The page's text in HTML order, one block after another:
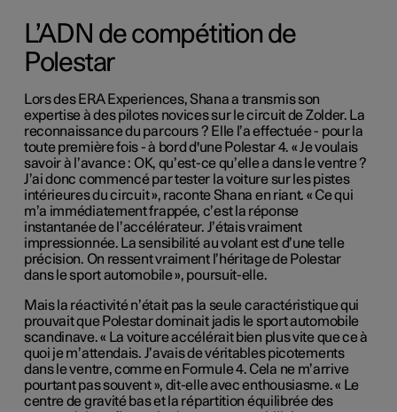
L’ADN de compétition de
Polestar
Lors des ERA Experiences, Shana a transmis son
expertise à des pilotes novices sur le circuit de Zolder. La
reconnaissance du parcours ? Elle l’a effectuée - pour la
toute première fois - à bord d'une Polestar 4. « Je voulais
savoir à l’avance : OK, qu’est-ce qu’elle a dans le ventre ?
J’ai donc commencé par tester la voiture sur les pistes
intérieures du circuit », raconte Shana en riant. « Ce qui
m’a immédiatement frappée, c’est la réponse
instantanée de l’accélérateur. J’étais vraiment
impressionnée. La sensibilité au volant est d’une telle
précision. On ressent vraiment l’héritage de Polestar
dans le sport automobile », poursuit-elle.
Mais la réactivité n’était pas la seule caractéristique qui
prouvait que Polestar dominait jadis le sport automobile
scandinave. « La voiture accélérait bien plus vite que ce à
quoi je m’attendais. J’avais de véritables picotements
dans le ventre, comme en Formule 4. Cela ne m’arrive
pourtant pas souvent », dit-elle avec enthousiasme. « Le
centre de gravité bas et la répartition équilibrée des